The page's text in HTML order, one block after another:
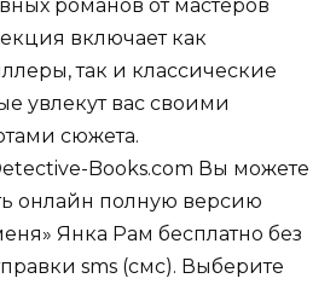
романов от мастеров
включает как
так и классические
увлекут вас своими
сюжета.
Books.com Вы можете
онлайн полную версию
Янка Рам бесплатно без
sms (смс). Выберите